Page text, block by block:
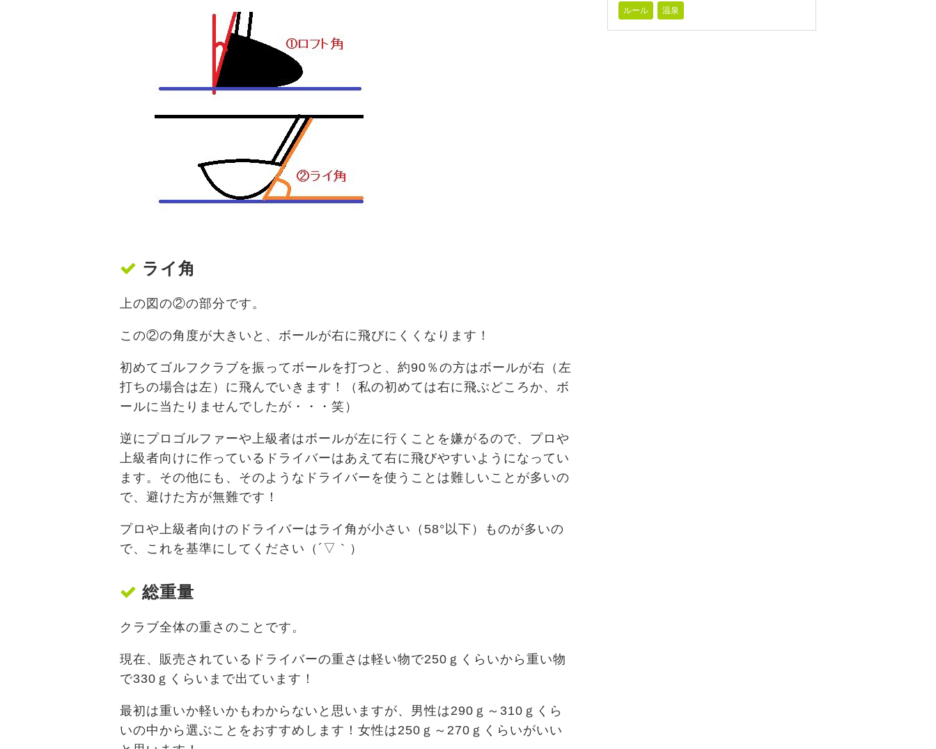
ライ角
上の図の②の部分です。
この②の角度が大きいと、ボールが右に飛びにくくなります！
初めてゴルフクラブを振ってボールを打つと、約90％の方はボールが右（左
打ちの場合は左）に飛んでいきます！（私の初めては右に飛ぶどころか、ボ
ールに当たりませんでしたが・・・笑）
逆にプロゴルファーや上級者はボールが左に行くことを嫌がるので、プロや
上級者向けに作っているドライバーはあえて右に飛びやすいようになってい
ます。その他にも、そのようなドライバーを使うことは難しいことが多いの
で、避けた方が無難です！
プロや上級者向けのドライバーはライ角が小さい（58°以下）ものが多いの
で、これを基準にしてください（´▽｀）
総重量
クラブ全体の重さのことです。
現在、販売されているドライバーの重さは軽い物で250ｇくらいから重い物
で330ｇくらいまで出ています！
最初は重いか軽いかもわからないと思いますが、男性は290ｇ～310ｇくら
いの中から選ぶことをおすすめします！女性は250ｇ～270ｇくらいがいい
ルール 温泉